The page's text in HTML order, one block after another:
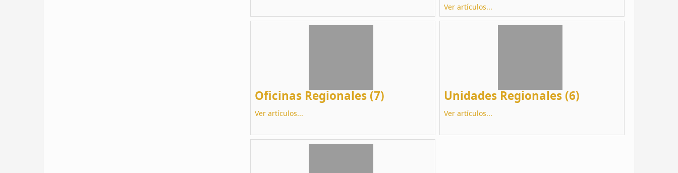
Ver artículos...
Oficinas Regionales (7)
Ver artículos...
Unidades Regionales (6)
Ver artículos...